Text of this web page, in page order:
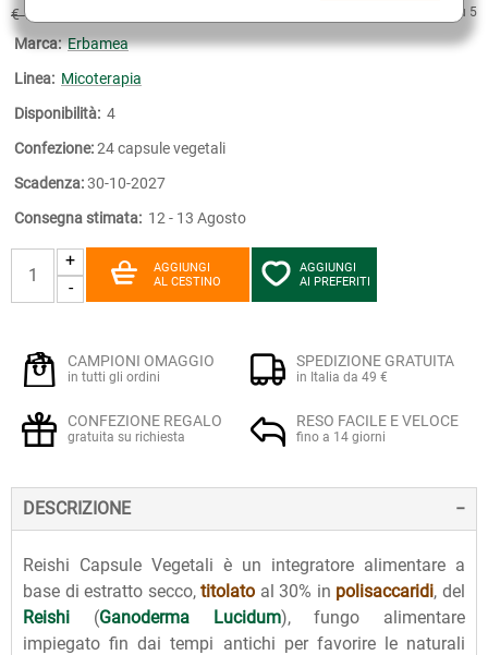
€ 12.50 5 su 5
Marca: Erbamea
Linea: Micoterapia
Disponibilità: 4
Confezione:24 capsule vegetali
Scadenza:30-10-2027
Consegna stimata: 12 - 13 Agosto
+
-
AGGIUNGI
AL CESTINO
AGGIUNGI
AI PREFERITI
CAMPIONI OMAGGIO
in tutti gli ordini
SPEDIZIONE GRATUITA
in Italia da 49 €
CONFEZIONE REGALO
gratuita su richiesta
RESO FACILE E VELOCE
fino a 14 giorni
DESCRIZIONE
Reishi Capsule Vegetali è un integratore alimentare a
base di estratto secco,titolato al 30% in polisaccaridi, del
Reishi (Ganoderma Lucidum), fungo alimentare
impiegato fin dai tempi antichi per favorire le naturali